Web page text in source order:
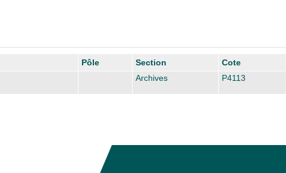
Pôle Section Cote
Archives P4113